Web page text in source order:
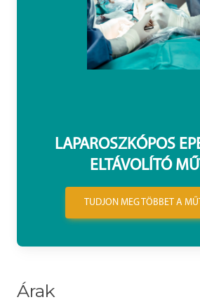
LAPAROSZKÓPOS
ELTÁVOLÍTÓ
TUDJON MEG TÖBBET A
Árak